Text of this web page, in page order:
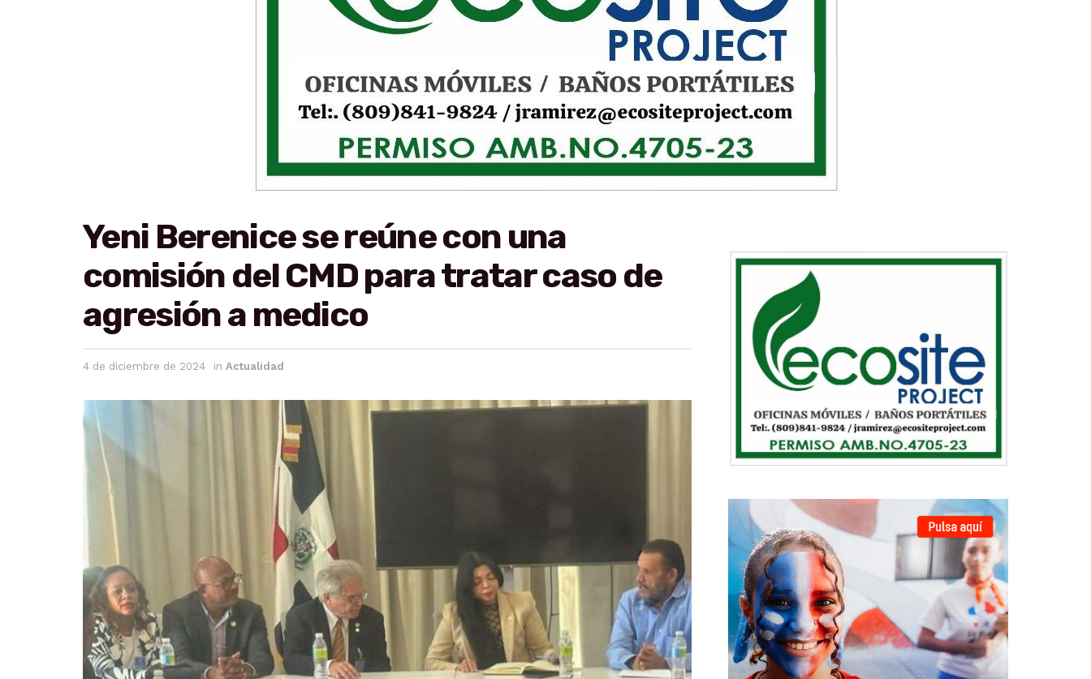
Yeni Berenice se reúne con una
comisión del CMD para tratar caso de
agresión a medico
4 de diciembre de 2024 in Actualidad